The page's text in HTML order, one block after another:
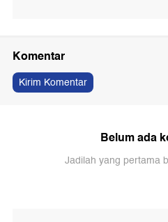
Komentar
Kirim Komentar
Belum ada
Jadilah yang pertama